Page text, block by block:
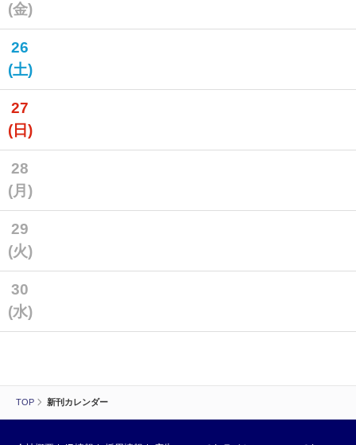
TOP 新刊カレンダー
(金)
26
(土)
27
(日)
28
(月)
29
(火)
30
(水)